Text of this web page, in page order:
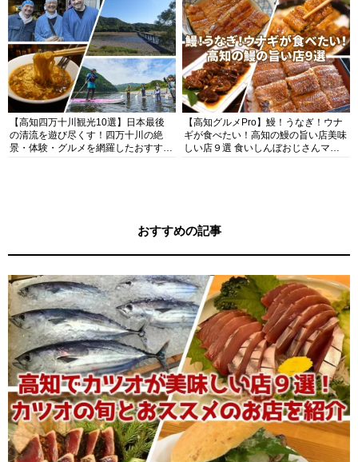
【高知四万十川観光10選】日本最後
の清流を遊び尽くす！四万十川の絶
景・体験・グルメを網羅したおすすめ
【高知グルメPro】鰻！うなぎ！ウナ
ギが食べたい！高知の鰻の旨い店美味
しい店９選 食いしんぼおじさんマッ
おすすめの記事